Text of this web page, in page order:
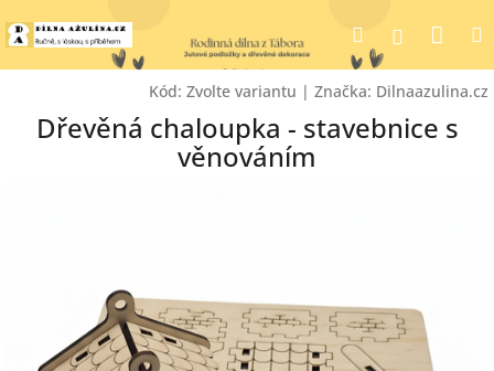
na
obsah
Hledat
Kód: Zvolte variantu | Značka: Dilnaazulina.cz
Dřevěná chaloupka - stavebnice s
věnováním